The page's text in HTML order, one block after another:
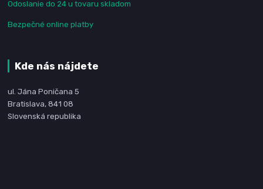
Odoslanie do 24 u tovaru skladom
Bezpečné online platby
Kde nás nájdete
ul. Jána Poničana 5
Bratislava, 841 08
Slovenská republika